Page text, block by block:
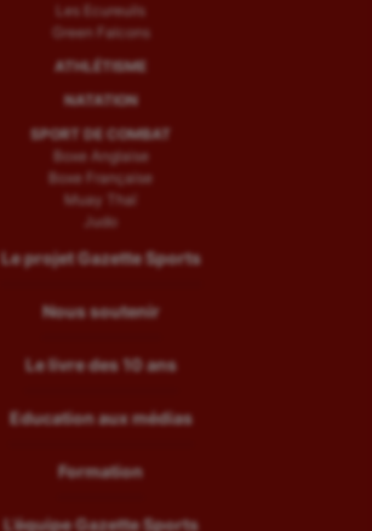
Les Ecureuils
Green Falcons
ATHLÉTISME
NATATION
SPORT DE COMBAT
Boxe Anglaise
Boxe Française
Muay Thaï
Judo
Le projet Gazette Sports
Nous soutenir
Le livre des 10 ans
Education aux médias
Formation
L’équipe Gazette Sports